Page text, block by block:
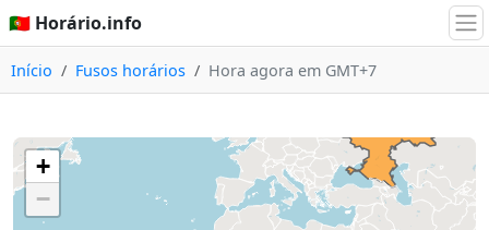
🇵🇹 Horário.info
Início Fusos horários Hora agora em GMT+7
+
−